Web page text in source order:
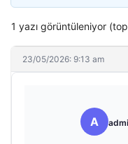
1 yazı görüntüleniyor
23/05/2026: 9:13 am
A